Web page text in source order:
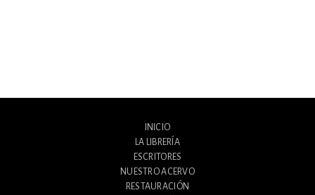
INICIO
LA LIBRERÍA
ESCRITORES
NUESTRO ACERVO
RESTAURACIÓN